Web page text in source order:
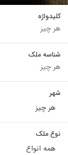
کلیدواژه
شناسه ملک
شهر
هر چیز
نوع ملک
همه انواع